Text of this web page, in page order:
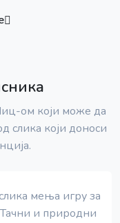
ом који може да
слика који доноси
мења игру за
и природни